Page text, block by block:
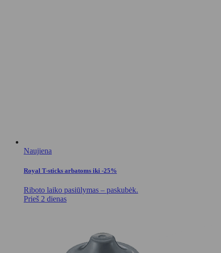
Naujiena
Royal T-sticks arbatoms iki -25%
Riboto laiko pasiūlymas – paskubėk.
Prieš 2 dienas